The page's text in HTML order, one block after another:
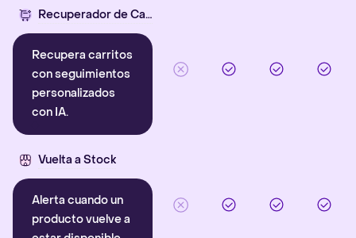
Recuperador de Carritos con IA
Recupera carritos
con seguimientos
personalizados
con IA.
Vuelta a Stock
Alerta cuando un
producto vuelve a